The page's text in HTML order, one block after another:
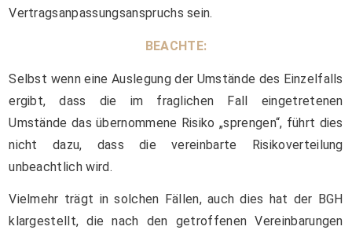
Vertragsanpassungsanspruchs sein.
BEACHTE:
Selbst wenn eine Auslegung der Umstände des Einzelfalls
ergibt, dass die im fraglichen Fall eingetretenen
Umstände das übernommene Risiko „sprengen“, führt dies
nicht dazu, dass die vereinbarte Risikoverteilung
unbeachtlich wird.
Vielmehr trägt in solchen Fällen, auch dies hat der BGH
klargestellt, die nach den getroffenen Vereinbarungen